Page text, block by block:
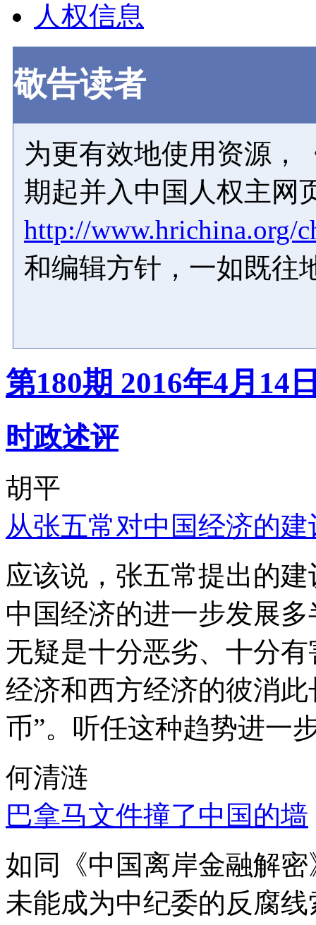
人权信息
敬告读者
为更有效地使用资源，
期起并入中国人权主网
http://www.hrichina.org/
和编辑方针，一如既往
第180期 2016年4月14
时政述评
胡平
从张五常对中国经济的
应该说，张五常提出的
中国经济的进一步发展
无疑是十分恶劣、十分
经济和西方经济的彼消
币”。听任这种趋势进一
何清涟
巴拿马文件撞了中国的墙
如同《中国离岸金融解
未能成为中纪委的反腐